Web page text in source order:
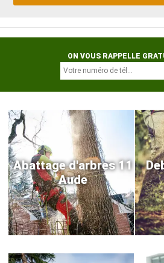
ON VOUS RAPPELLE
Abattage d'arbres 11
Aude